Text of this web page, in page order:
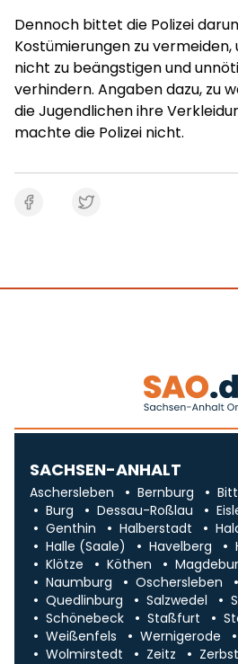
Dennoch bittet die Polizei
Kostümierungen zu
nicht zu beängstigen und
verhindern. Angaben dazu, zu
die Jugendlichen ihre
machte die Polizei nicht.
SACHSEN-ANHALT
Aschersleben Bernburg
Burg
Dessau-Roßlau
Genthin
Halberstadt
Halle (Saale)
Havelberg
Klötze
Köthen
Naumburg
Oschersleben
Quedlinburg
Salzwedel
Schönebeck
Staßfurt
Weißenfels
Wernigerode
Wolmirstedt
Zeitz Zerbst